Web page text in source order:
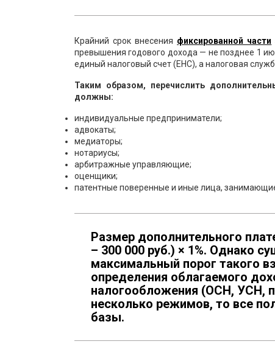
Крайний срок внесения фиксированной части
превышения годового дохода — не позднее 1
единый налоговый счет (ЕНС), а налоговая
Таким образом, перечислить
должны:
индивидуальные предприниматели;
адвокаты;
медиаторы;
нотариусы;
арбитражные управляющие;
оценщики;
патентные поверенные и иные лица,
Размер дополнительного
– 300 000 руб.) × 1%. Однако
максимальный порог такого
определения облагаемого
налогообложения (ОСН, УСН,
несколько режимов, то все
базы.